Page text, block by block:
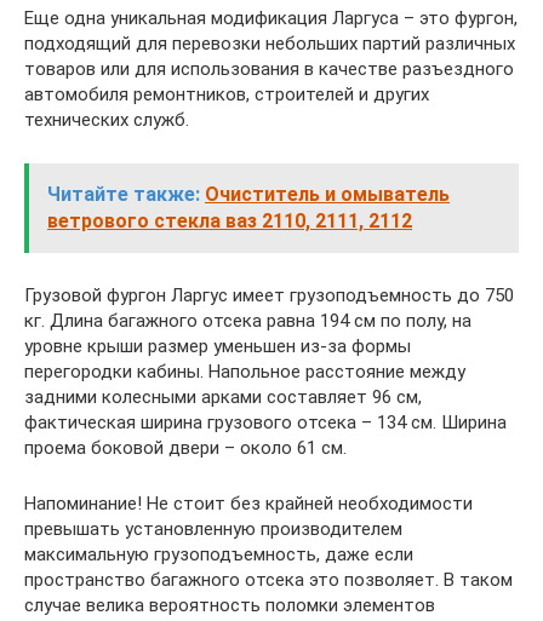
Еще одна уникальная модификация Ларгуса – это фургон,
подходящий для перевозки небольших партий различных
товаров или для использования в качестве разъездного
автомобиля ремонтников, строителей и других
технических служб.
Читайте также: Очиститель и омыватель
ветрового стекла ваз 2110, 2111, 2112
Грузовой фургон Ларгус имеет грузоподъемность до 750
кг. Длина багажного отсека равна 194 см по полу, на
уровне крыши размер уменьшен из-за формы
перегородки кабины. Напольное расстояние между
задними колесными арками составляет 96 см,
фактическая ширина грузового отсека – 134 см. Ширина
проема боковой двери – около 61 см.
Напоминание! Не стоит без крайней необходимости
превышать установленную производителем
максимальную грузоподъемность, даже если
пространство багажного отсека это позволяет. В таком
случае велика вероятность поломки элементов